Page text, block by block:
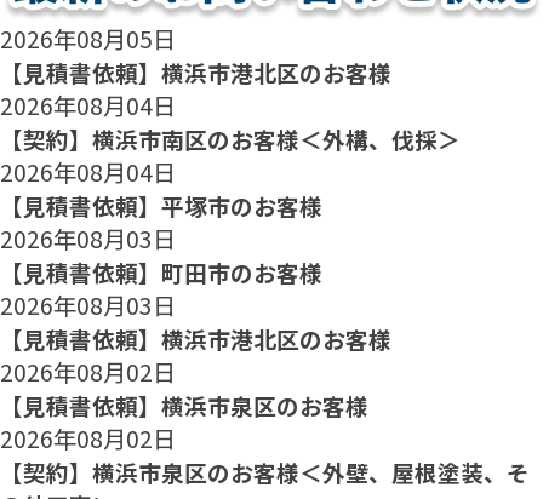
2026年08月05日
【見積書依頼】横浜市港北区のお客様
2026年08月04日
【契約】横浜市南区のお客様＜外構、伐採＞
2026年08月04日
【見積書依頼】平塚市のお客様
2026年08月03日
【見積書依頼】町田市のお客様
2026年08月03日
【見積書依頼】横浜市港北区のお客様
2026年08月02日
【見積書依頼】横浜市泉区のお客様
2026年08月02日
【契約】横浜市泉区のお客様＜外壁、屋根塗装、そ